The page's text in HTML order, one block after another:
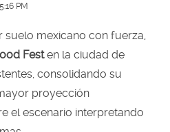
PM
suelo mexicano con fuerza,
Festen la ciudad de
consolidando su
proyección
el escenario interpretando